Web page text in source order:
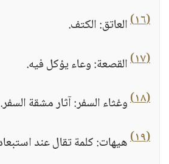
(١٦)
العاتق: الكتف.
(١٧)
القصعة: وعاء يؤكل فيه.
(١٨)
وغثاء السفر: آثار مشقة السفر.
(١٩)
هيهات: كلمة تقال عند